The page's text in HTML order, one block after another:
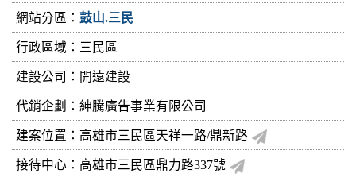
網站分區： 鼓山.三民
行政區域：三民區
建設公司： 開遠建設
代銷企劃：紳騰廣告事業有限公司
建案位置：高雄市三民區天祥一路/鼎新路
接待中心：高雄市三民區鼎力路337號